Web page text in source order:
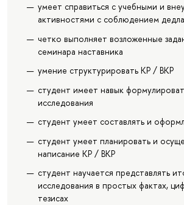
умеет справиться с учебными и
активностями с соблюдением
четко выполняет возложенные
семинара наставника
умение структурировать КР / ВКР
студент имеет навык
исследования
студент умеет составлять и
студент умеет планировать и
написание КР / ВКР
студент научается представлять
исследования в простых фактах,
тезисах